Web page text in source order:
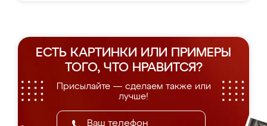
ЕСТЬ КАРТИНКИ ИЛИ ПРИМЕРЫ
ТОГО, ЧТО НРАВИТСЯ?
Присылайте — сделаем также или
лучше!